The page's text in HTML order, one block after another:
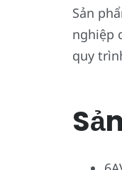
Sản
nghiệp
quy